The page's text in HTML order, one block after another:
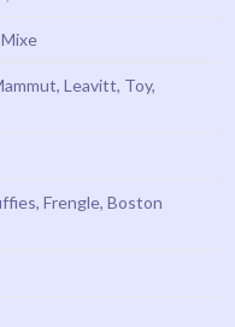
Leavitt, Toy,
Frengle, Boston